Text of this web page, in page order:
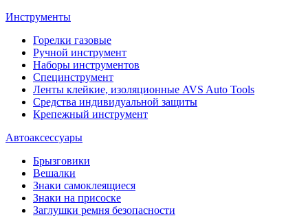
Инструменты
Горелки газовые
Ручной инструмент
Наборы инструментов
Специнструмент
Ленты клейкие, изоляционные AVS Auto Tools
Средства индивидуальной защиты
Крепежный инструмент
Автоаксессуары
Брызговики
Вешалки
Знаки самоклеящиеся
Знаки на присоске
Заглушки ремня безопасности